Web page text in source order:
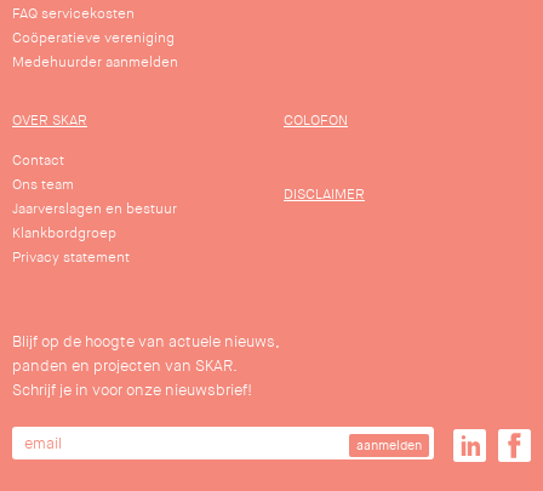
FAQ servicekosten
Coöperatieve vereniging
Medehuurder aanmelden
OVER SKAR
Contact
Ons team
Jaarverslagen en bestuur
Klankbordgroep
Privacy statement
COLOFON
DISCLAIMER
Blijf op de hoogte van actuele nieuws,
panden en projecten van SKAR.
Schrijf je in voor onze nieuwsbrief!